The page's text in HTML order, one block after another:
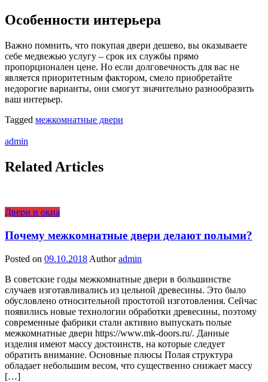
Особенности интерьера
Важно помнить, что покупая двери дешево, вы оказываете
себе медвежью услугу – срок их службы прямо
пропорционален цене. Но если долговечность для вас не
является приоритетным фактором, смело приобретайте
недорогие варианты, они смогут значительно разнообразить
ваш интерьер.
Tagged межкомнатные двери
admin
Related Articles
Двери и окна
Почему межкомнатные двери делают полыми?
Posted on 09.10.2018 Author admin
В советские годы межкомнатные двери в большинстве
случаев изготавливались из цельной древесины. Это было
обусловлено относительной простотой изготовления. Сейчас
появились новые технологии обработки древесины, поэтому
современные фабрики стали активно выпускать полые
межкомнатные двери https://www.mk-doors.ru/. Данные
изделия имеют массу достоинств, на которые следует
обратить внимание. Основные плюсы Полая структура
обладает небольшим весом, что существенно снижает массу
[…]